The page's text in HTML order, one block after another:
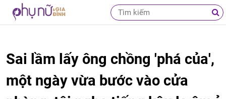
Sai lầm lấy ông chồng 'phá của',
một ngày vừa bước vào cửa